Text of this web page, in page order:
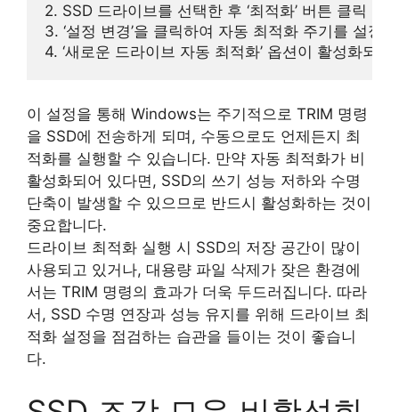
2. SSD 드라이브를 선택한 후 ‘최적화’ 버튼 클릭
3. ‘설정 변경’을 클릭하여 자동 최적화 주기를 설정
이 설정을 통해 Windows는 주기적으로 TRIM 명령
을 SSD에 전송하게 되며, 수동으로도 언제든지 최
적화를 실행할 수 있습니다. 만약 자동 최적화가 비
활성화되어 있다면, SSD의 쓰기 성능 저하와 수명
단축이 발생할 수 있으므로 반드시 활성화하는 것이
중요합니다.
드라이브 최적화 실행 시 SSD의 저장 공간이 많이
사용되고 있거나, 대용량 파일 삭제가 잦은 환경에
서는 TRIM 명령의 효과가 더욱 두드러집니다. 따라
서, SSD 수명 연장과 성능 유지를 위해 드라이브 최
적화 설정을 점검하는 습관을 들이는 것이 좋습니
다.